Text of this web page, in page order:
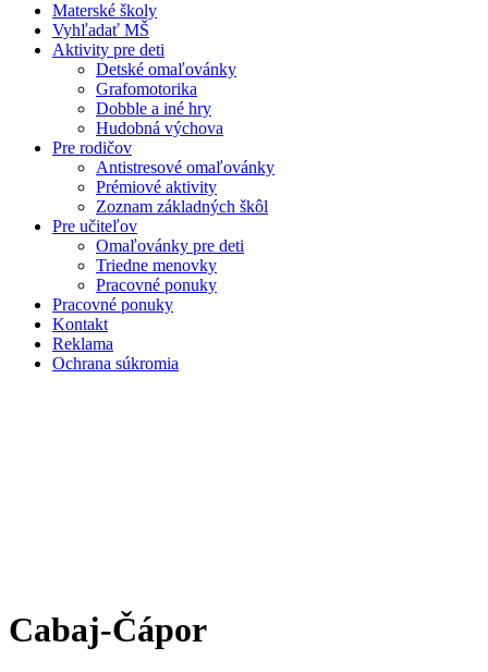
Materské školy
Vyhľadať MŠ
Aktivity pre deti
Detské omaľovánky
Grafomotorika
Dobble a iné hry
Hudobná výchova
Pre rodičov
Antistresové omaľovánky
Prémiové aktivity
Zoznam základných škôl
Pre učiteľov
Omaľovánky pre deti
Triedne menovky
Pracovné ponuky
Pracovné ponuky
Kontakt
Reklama
Ochrana súkromia
Cabaj-Čápor